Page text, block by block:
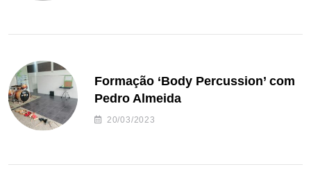
Formação ‘Body Percussion’ com
Pedro Almeida
20/03/2023